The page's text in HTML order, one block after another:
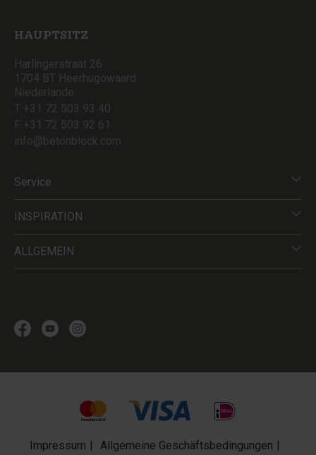
HAUPTSITZ
Harlingerstraat 26
1704 BT Heerhugowaard
Niederlande
T +31 72 503 93 40
F +31 72 503 92 61
info@betonblock.com
Service
INSPIRATION
ALLGEMEIN
Impressum
Allgemeine Geschäftsbedingungen